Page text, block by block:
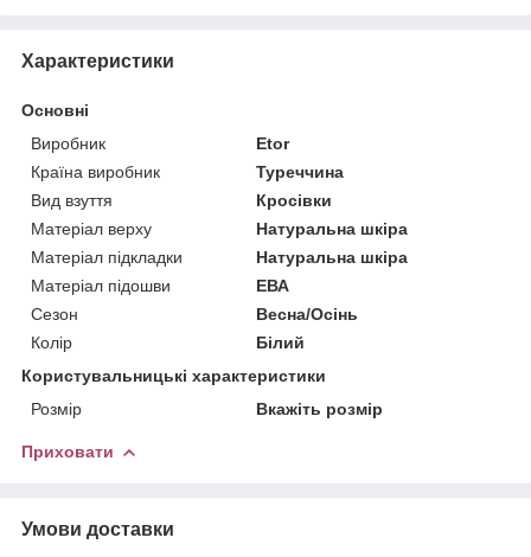
Характеристики
Основні
Виробник
Etor
Країна виробник
Туреччина
Вид взуття
Кросівки
Матеріал верху
Натуральна шкіра
Матеріал підкладки
Натуральна шкіра
Матеріал підошви
ЕВА
Сезон
Весна/Осінь
Колір
Білий
Користувальницькі характеристики
Розмір
Вкажіть розмір
Приховати
Умови доставки